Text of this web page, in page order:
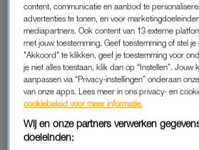
wal werd hij direct in de boeien
14.600 dollar aan contant geld, een
telefoons en maar liefst vijf ID-kaarten.
op de naam van zijn broer, die
(en ging
content, communicatie en aanbod te
advertenties te tonen, en voor
mediapartners. Ook content van 13 externe
met jouw toestemming. Geef toestemming of stel
"Akkoord" te klikken, geef je toestemming voor
je niet alles toestaan, klik dan op “Instellen”. Jouw
aanpassen via “Privacy-instellingen” onderaan
van onze apps. Lees meer in ons privacy- en
cookiebeleid voor meer informatie.
Wij en onze partners verwerken
doeleinden: